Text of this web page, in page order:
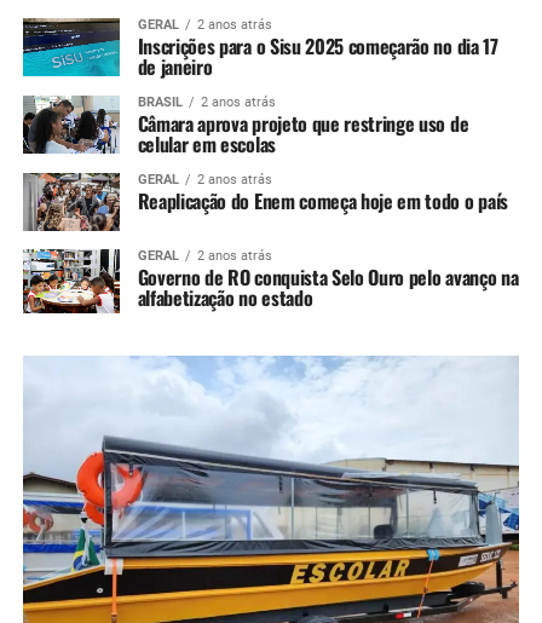
GERAL 2 anos atrás
Inscrições para o Sisu 2025 começarão no dia 17
de janeiro
BRASIL 2 anos atrás
Câmara aprova projeto que restringe uso de
celular em escolas
GERAL 2 anos atrás
Reaplicação do Enem começa hoje em todo o país
GERAL 2 anos atrás
Governo de RO conquista Selo Ouro pelo avanço na
alfabetização no estado